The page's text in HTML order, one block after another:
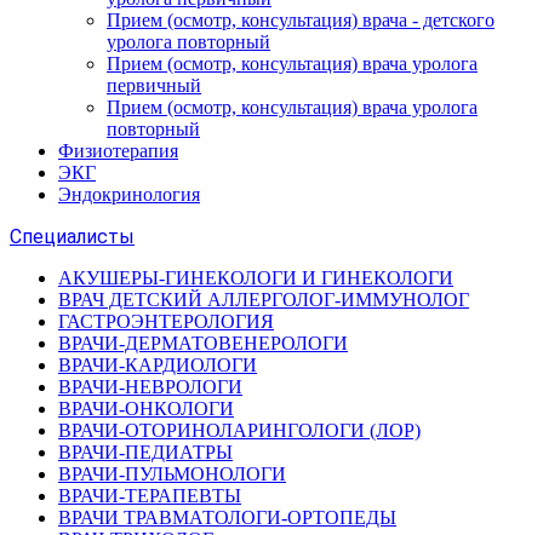
Прием (осмотр, консультация) врача - детского
уролога повторный
Прием (осмотр, консультация) врача уролога
первичный
Прием (осмотр, консультация) врача уролога
повторный
Физиотерапия
ЭКГ
Эндокринология
Специалисты
АКУШЕРЫ-ГИНЕКОЛОГИ И ГИНЕКОЛОГИ
ВРАЧ ДЕТСКИЙ АЛЛЕРГОЛОГ-ИММУНОЛОГ
ГАСТРОЭНТЕРОЛОГИЯ
ВРАЧИ-ДЕРМАТОВЕНЕРОЛОГИ
ВРАЧИ-КАРДИОЛОГИ
ВРАЧИ-НЕВРОЛОГИ
ВРАЧИ-ОНКОЛОГИ
ВРАЧИ-ОТОРИНОЛАРИНГОЛОГИ (ЛОР)
ВРАЧИ-ПЕДИАТРЫ
ВРАЧИ-ПУЛЬМОНОЛОГИ
ВРАЧИ-ТЕРАПЕВТЫ
ВРАЧИ ТРАВМАТОЛОГИ-ОРТОПЕДЫ